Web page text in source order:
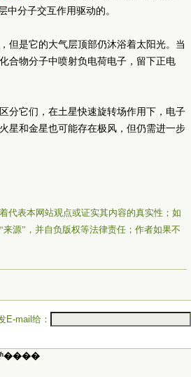
中分子交互作用驱动的。
但是它的大气层顶部仍沐浴着太阳光。当
合物分子中喷射负电荷电子，留下正电
分它们，在土星快速旋转场作用下，电子
星和金星也可能存在极风，但仍需进一步
代表本网站观点或证实其内容的真实性；如
源”，并自负版权等法律责任；作者如果不
E-mail给：